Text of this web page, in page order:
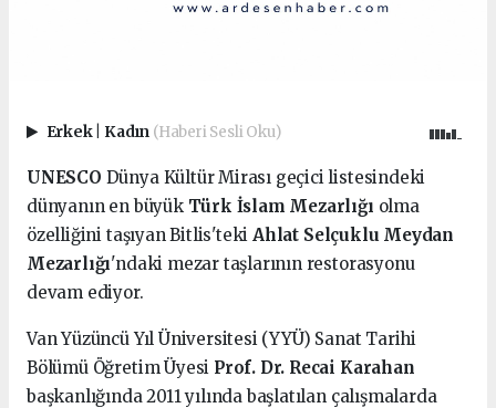
Erkek Kadın (Haberi Sesli Oku)
UNESCO Dünya Kültür Mirası geçici listesindeki
dünyanın en büyük Türk İslam Mezarlığı olma
özelliğini taşıyan Bitlis'tekiAhlat Selçuklu Meydan
Mezarlığı'ndaki mezar taşlarının restorasyonu
devam ediyor.
Van Yüzüncü Yıl Üniversitesi (YYÜ) Sanat Tarihi
Bölümü Öğretim Üyesi Prof. Dr. Recai Karahan
başkanlığında 2011 yılında başlatılan çalışmalarda